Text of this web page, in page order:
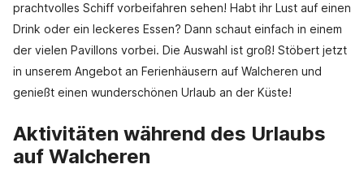
prachtvolles Schiff vorbeifahren sehen! Habt ihr Lust auf einen
Drink oder ein leckeres Essen? Dann schaut einfach in einem
der vielen Pavillons vorbei. Die Auswahl ist groß! Stöbert jetzt
in unserem Angebot an Ferienhäusern auf Walcheren und
genießt einen wunderschönen Urlaub an der Küste!
Aktivitäten während des Urlaubs
auf Walcheren